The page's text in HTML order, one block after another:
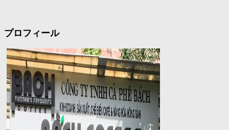
プロフィール